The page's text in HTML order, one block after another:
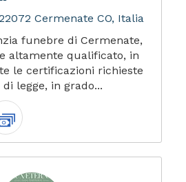
Cermenate CO, Italia
funebre di Cermenate,
altamente qualificato, in
le certificazioni richieste
di legge, in grado...